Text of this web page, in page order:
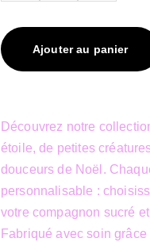
Ajouter au panier
Découvrez notre
étoile, de petites
douceurs de Noël.
personnalisable :
votre compagnon sucré
Fabriqué avec soin